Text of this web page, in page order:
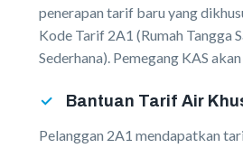
penerapan tarif baru yang
Kode Tarif 2A1 (Rumah Tangga
Sederhana). Pemegang KAS
Bantuan Tarif Air
Pelanggan 2A1 mendapatkan